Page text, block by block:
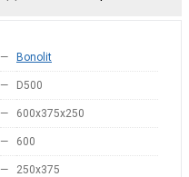
— Bonolit
— D500
— 600x375x250
— 600
— 250x375